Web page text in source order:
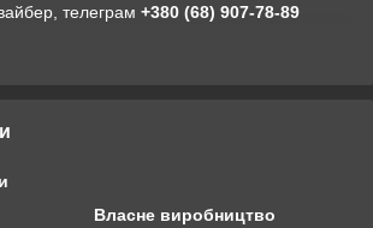
телеграм +380 (68) 907-78-89
Власне виробництво